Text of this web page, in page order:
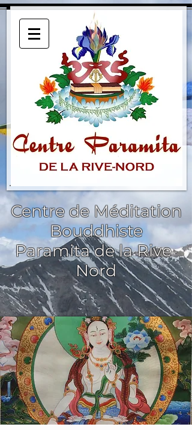
Centre de Méditation
Bouddhiste
Paramita de la Rive-
Nord